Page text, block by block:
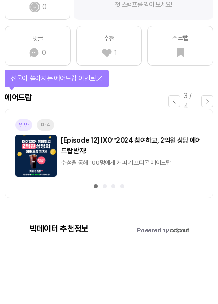
0
첫 스탬프를 찍어 보세요!
댓글
0
추천
1
스크랩
3 /
4
에어드랍
선물이 쏟아지는 에어드랍 이벤트!
일반 마감
[Episode 12] IXO™2024 참여하고, 2억원 상당 에어
드랍 받자!
추첨을 통해 100명에게 커피 기프티콘 에어드랍
빅데이터 추천정보